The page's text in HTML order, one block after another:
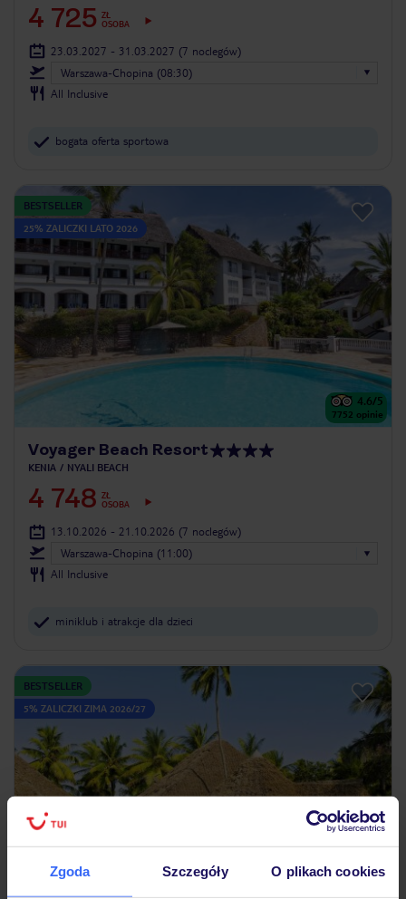
Zgoda Szczegóły O plikach cookies
4 725 ZŁ
OSOBA
23.03.2027 - 31.03.2027 (7 noclegów)
Warszawa-Chopina (08:30)
All Inclusive
bogata oferta sportowa
BESTSELLER
25% ZALICZKI LATO 2026
4.6/5
7752 opinie
Voyager Beach Resort
KENIA NYALI BEACH
4 748 ZŁ
OSOBA
13.10.2026 - 21.10.2026 (7 noclegów)
Warszawa-Chopina (11:00)
All Inclusive
miniklub i atrakcje dla dzieci
BESTSELLER
5% ZALICZKI ZIMA 2026/27
712 opinii